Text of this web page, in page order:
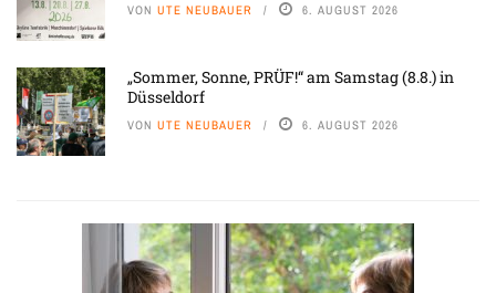
VON UTE NEUBAUER 6. AUGUST 2026
„Sommer, Sonne, PRÜF!“ am Samstag (8.8.) in
Düsseldorf
VON UTE NEUBAUER 6. AUGUST 2026